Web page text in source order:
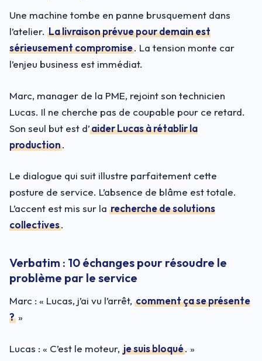
Une machine tombe en panne brusquement dans
l’atelier. La livraison prévue pour demain est
sérieusement compromise. La tension monte car
l’enjeu business est immédiat.
Marc, manager de la PME, rejoint son technicien
Lucas. Il ne cherche pas de coupable pour ce retard.
Son seul but est d’aider Lucas à rétablir la
production.
Le dialogue qui suit illustre parfaitement cette
posture de service. L’absence de blâme est totale.
L’accent est mis sur la recherche de solutions
collectives.
Verbatim : 10 échanges pour résoudre le
problème par le service
Marc : « Lucas, j’ai vu l’arrêt, comment ça se présente
? »
Lucas : « C’est le moteur, je suis bloqué. »